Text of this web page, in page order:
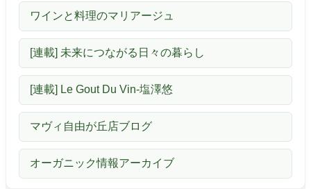
ワインと料理のマリアージュ
[連載] 未来につながる日々の暮らし
[連載] Le Gout Du Vin-塩澤悠
マヴィ自由が丘店ブログ
オーガニック情報アーカイブ